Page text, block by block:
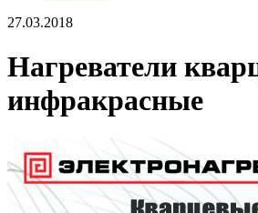
27.03.2018
Нагреватели
инфракрасные